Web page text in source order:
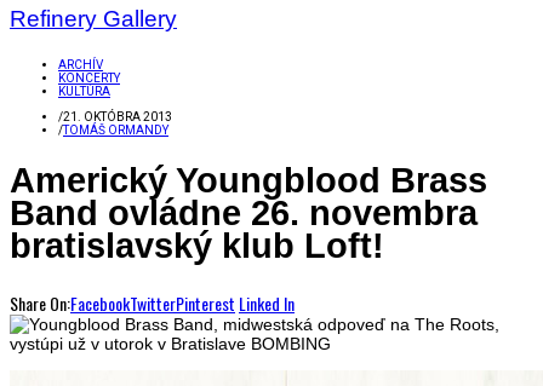
Refinery Gallery
ARCHÍV
KONCERTY
KULTÚRA
/21. OKTÓBRA 2013
/TOMÁŠ ORMANDY
Americký Youngblood Brass
Band ovládne 26. novembra
bratislavský klub Loft!
Share On:FacebookTwitterPinterest Linked In